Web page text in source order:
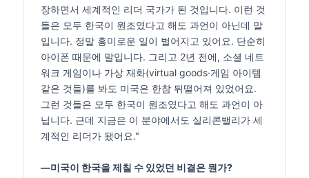
장하면서 세계적인 리더 국가가 된 것입니다. 이런 것
들은 모두 한국이 원조였다고 해도 과언이 아닌데 말
입니다. 정말 흥미로운 일이 벌어지고 있어요. 단순히
아이폰 때문에 말입니다. 그리고 2년 전에, 소셜 네트
워크 게임이나 가상 재화(virtual goods·게임 아이템
같은 것들)를 봐도 미국은 한참 뒤떨어져 있었어요.
그런 것들은 모두 한국이 원조였다고 해도 과언이 아
닙니다. 근데 지금은 이 분야에서도 실리콘밸리가 세
계적인 리더가 됐어요."
―미국이 한국을 제칠 수 있었던 비결은 뭔가?